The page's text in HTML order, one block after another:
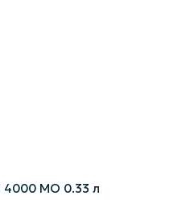
4000 МО 0.33 л